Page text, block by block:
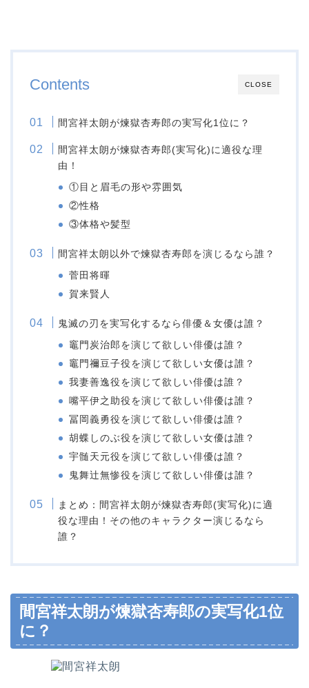
CLOSE
Contents
間宮祥太朗が煉獄杏寿郎の実写化1位に？
間宮祥太朗が煉獄杏寿郎(実写化)に適役な理
由！
①目と眉毛の形や雰囲気
②性格
③体格や髪型
間宮祥太朗以外で煉獄杏寿郎を演じるなら誰？
菅田将暉
賀来賢人
鬼滅の刃を実写化するなら俳優＆女優は誰？
竈門炭治郎を演じて欲しい俳優は誰？
竈門禰豆子役を演じて欲しい女優は誰？
我妻善逸役を演じて欲しい俳優は誰？
嘴平伊之助役を演じて欲しい俳優は誰？
冨岡義勇役を演じて欲しい俳優は誰？
胡蝶しのぶ役を演じて欲しい女優は誰？
宇髄天元役を演じて欲しい俳優は誰？
鬼舞辻無惨役を演じて欲しい俳優は誰？
まとめ：間宮祥太朗が煉獄杏寿郎(実写化)に適
役な理由！その他のキャラクター演じるなら
誰？
間宮祥太朗が煉獄杏寿郎の実写化1位
に？